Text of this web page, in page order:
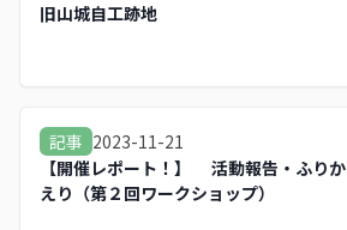
旧山城自工跡地
記事 2023-11-21
【開催レポート！】 活動報告・ふりか
えり（第２回ワークショップ）